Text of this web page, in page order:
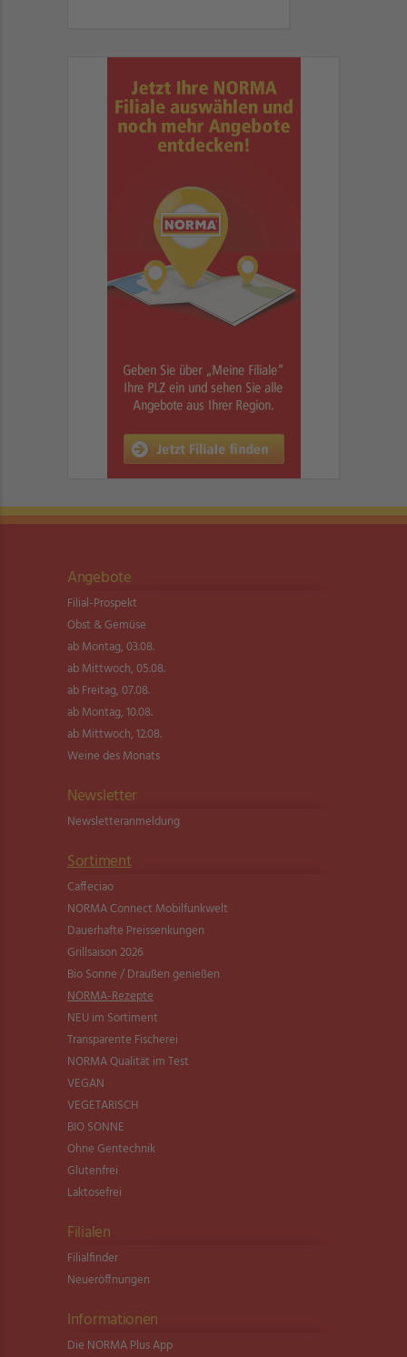
Angebote
Filial-Prospekt
Obst & Gemüse
ab Montag, 03.08.
ab Mittwoch, 05.08.
ab Freitag, 07.08.
ab Montag, 10.08.
ab Mittwoch, 12.08.
Weine des Monats
Newsletter
Newsletter­anmeldung
Sortiment
Caffeciao
NORMA Connect Mobilfunkwelt
Dauerhafte Preissenkungen
Grillsaison 2026
Bio Sonne / Draußen genießen
NORMA-Rezepte
NEU im Sortiment
Transparente Fischerei
NORMA Qualität im Test
VEGAN
VEGETARISCH
BIO SONNE
Ohne Gentechnik
Glutenfrei
Laktosefrei
Filialen
Filialfinder
Neueröffnungen
Informationen
Die NORMA Plus App